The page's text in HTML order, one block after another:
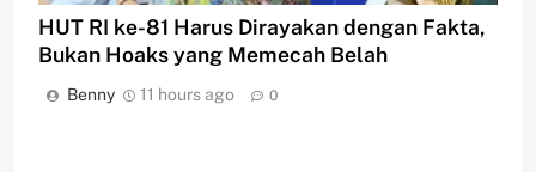
HUT RI ke-81 Harus Dirayakan dengan Fakta,
Bukan Hoaks yang Memecah Belah
Benny 11 hours ago 0